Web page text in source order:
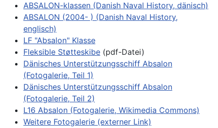
ABSALON-klassen (Danish Naval History, dänisch)
ABSALON (2004- ) (Danish Naval History,
englisch)
LF "Absalon" Klasse
Fleksible Støtteskibe (pdf-Datei)
Dänisches Unterstützungsschiff Absalon
(Fotogalerie, Teil 1)
Dänisches Unterstützungsschiff Absalon
(Fotogalerie, Teil 2)
L16 Absalon (Fotogalerie, Wikimedia Commons)
Weitere Fotogalerie (externer Link)